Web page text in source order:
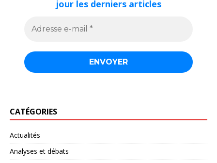
jour les derniers articles
CATÉGORIES
Actualités
Analyses et débats